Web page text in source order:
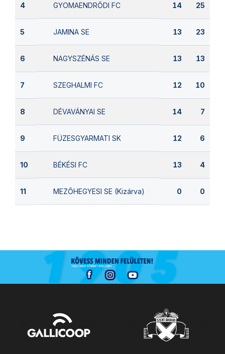
4 GYOMAENDRŐDI FC 14 25
5 JAMINA SE 13 23
6 NAGYSZÉNÁS SE 13 13
7 SZEGHALMI FC 12 10
8 DÉVAVÁNYAI SE 14 7
9 FÜZESGYARMATI SK 12 6
10 BÉKÉSI FC 13 4
11 MEZŐHEGYESI SE (Kizárva) 0 0